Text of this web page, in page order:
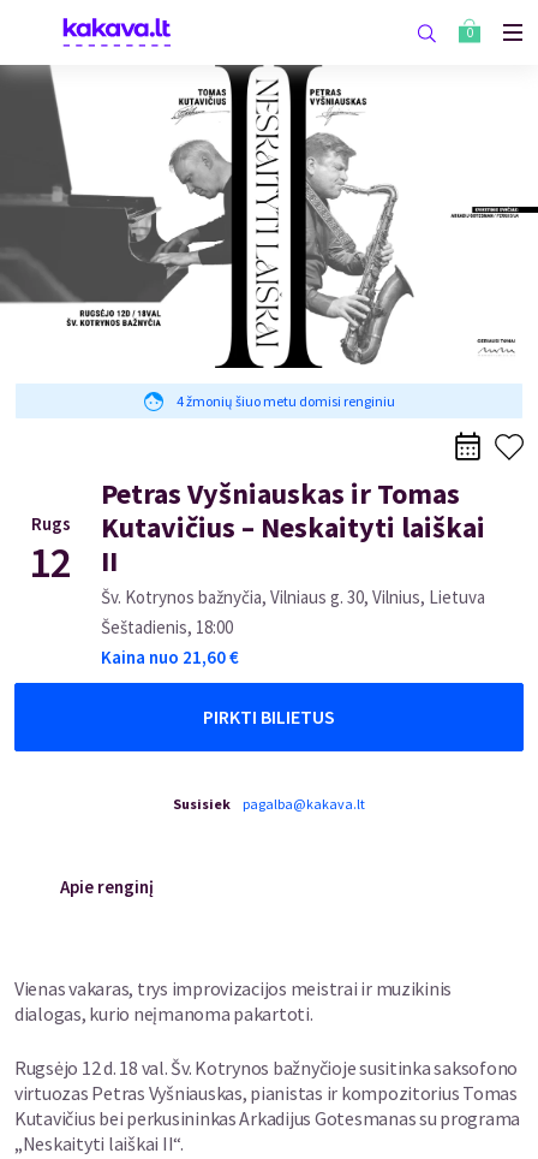
0
4 žmonių šiuo metu domisi renginiu
Rugs
12
Petras Vyšniauskas ir Tomas
Kutavičius – Neskaityti laiškai
II
Šv. Kotrynos bažnyčia, Vilniaus g. 30, Vilnius, Lietuva
Šeštadienis, 18:00
Kaina nuo 21,60€
PIRKTI BILIETUS
Susisiek pagalba@kakava.lt
Apie renginį
Vienas vakaras, trys improvizacijos meistrai ir muzikinis
dialogas, kurio neįmanoma pakartoti.
Rugsėjo 12 d. 18 val. Šv. Kotrynos bažnyčioje susitinka saksofono
virtuozas Petras Vyšniauskas, pianistas ir kompozitorius Tomas
Kutavičius bei perkusininkas Arkadijus Gotesmanas su programa
„Neskaityti laiškai II“.